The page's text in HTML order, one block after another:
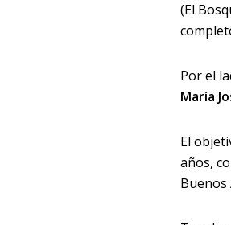
(El
Por el
María
El
años,
Buenos